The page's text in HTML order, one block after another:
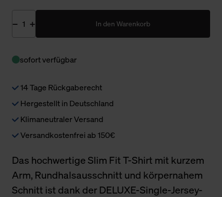
In den Warenkorb
sofort verfügbar
14 Tage Rückgaberecht
Hergestellt in Deutschland
Klimaneutraler Versand
Versandkostenfrei ab 150€
Das hochwertige Slim Fit T-Shirt mit kurzem
Arm, Rundhalsausschnitt und körpernahem
Schnitt ist dank der DELUXE-Single-Jersey-